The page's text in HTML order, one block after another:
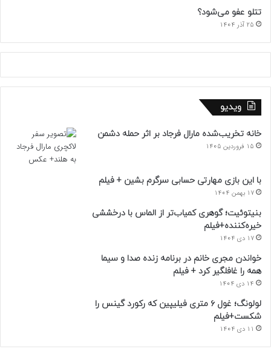
تتلو عفو می‌شود؟
25 آذر 1404
ویدیو
خانه تخریب‌شده مارال فرجاد بر اثر حمله دشمن
15 فروردین 1405
با این بازی مهارتی حسابی سرگرم بشین + فیلم
17 بهمن 1404
بنیتوئیت؛ گوهری کمیاب‌تر از الماس با درخششی
خیره‌کننده+فیلم
17 دی 1404
خواندن مجری خانم در برنامه زنده صدا و سیما
همه را غافلگیر کرد + فیلم
14 دی 1404
لولونگ؛ غول ۶ متری فیلیپین که رکورد گینس را
شکست+فیلم
11 دی 1404